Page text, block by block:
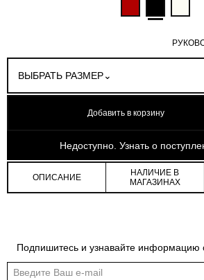
ВЫБРАТЬ РАЗМЕР
Добавить в корзину
Недоступно. Узнать о
арт: 4-36802_20219-167
Общая таблица размеров показывает нашу
Международный
ОПИСАНИЕ
НАЛИЧИЕ В
МАГАЗИНАХ
Подпишитесь и узнавайте информацию